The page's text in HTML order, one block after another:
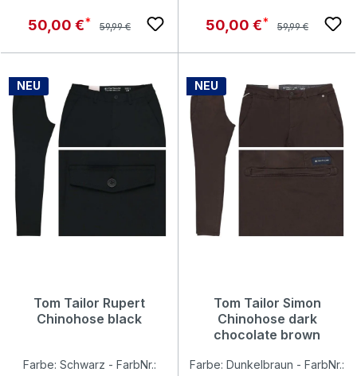
Verkaufspreis:
50,00 € Regulärer Preis:
59,99 € Verkaufspreis:
50,00 € Regulärer Preis:
59,99 €
NEU
Tom Tailor Rupert
Chinohose black
Farbe: Schwarz - FarbNr.:
NEU
Tom Tailor Simon
Chinohose dark
chocolate brown
Farbe: Dunkelbraun - FarbNr.: